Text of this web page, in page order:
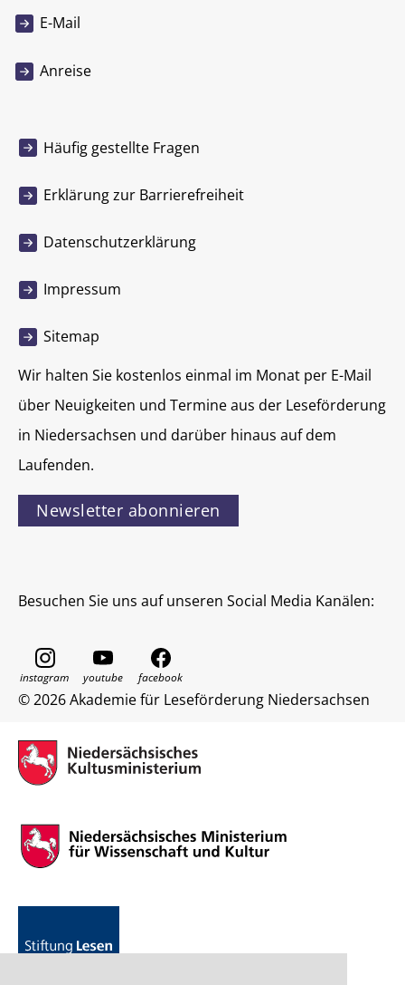
E-Mail
Anreise
Häufig gestellte Fragen
Erklärung zur Barrierefreiheit
Datenschutzerklärung
Impressum
Sitemap
Wir halten Sie kostenlos einmal im Monat per E-Mail
über Neuigkeiten und Termine aus der Leseförderung
in Niedersachsen und darüber hinaus auf dem
Laufenden.
Newsletter abonnieren
Besuchen Sie uns auf unseren Social Media Kanälen:
© 2026 Akademie für Leseförderung Niedersachsen